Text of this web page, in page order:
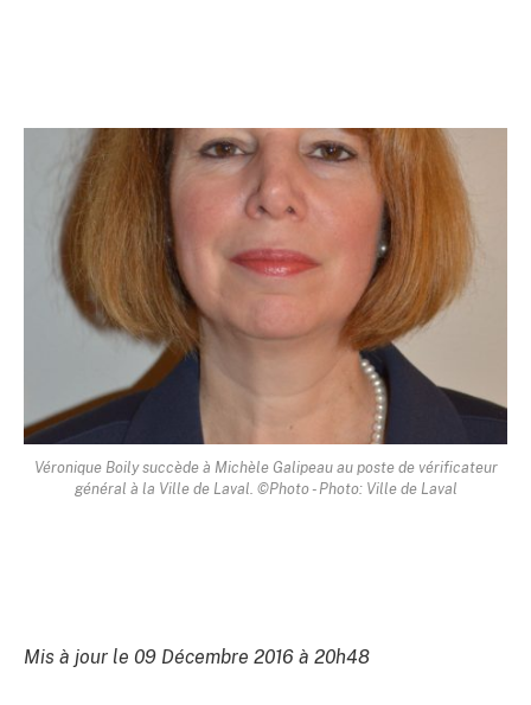
Véronique Boily succède à Michèle Galipeau au poste de vérificateur
général à la Ville de Laval. ©Photo - Photo: Ville de Laval
Mis à jour le 09 Décembre 2016 à 20h48